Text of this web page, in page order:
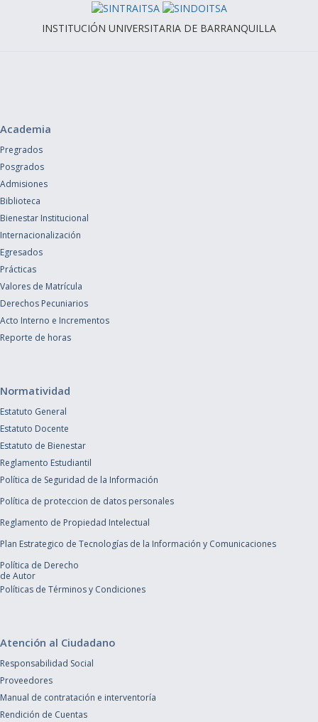
INSTITUCIÓN UNIVERSITARIA DE BARRANQUILLA
Academia
Pregrados
Posgrados
Admisiones
Biblioteca
Bienestar Institucional
Internacionalización
Egresados
Prácticas
Valores de Matrícula
Derechos Pecuniarios
Acto Interno e Incrementos
Reporte de horas
Normatividad
Estatuto General
Estatuto Docente
Estatuto de Bienestar
Reglamento Estudiantil
Política de Seguridad de la Información
Política de proteccion de datos personales
Reglamento de Propiedad Intelectual
Plan Estrategico de Tecnologías de la Información y Comunicaciones
Política de Derecho
de Autor
Políticas de Términos y Condiciones
Atención al Ciudadano
Responsabilidad Social
Proveedores
Manual de contratación e interventoría
Rendición de Cuentas